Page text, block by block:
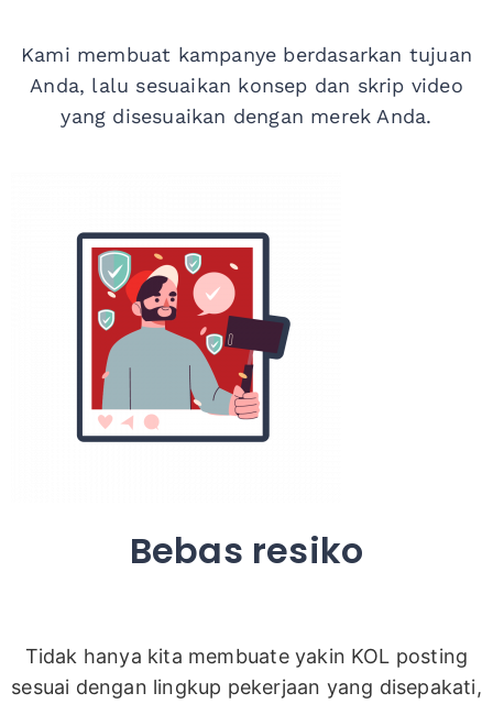
Kami membuat kampanye berdasarkan tujuan
Anda, lalu sesuaikan konsep dan skrip video
yang disesuaikan dengan merek Anda.
Bebas resiko
Tidak hanya kita membuate yakin KOL posting
sesuai dengan lingkup pekerjaan yang disepakati,